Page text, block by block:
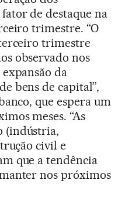
de destaque na
trimestre. “O
trimestre
observado nos
da
bens de capital”,
que espera um
meses. “As
(indústria,
civil e
que a tendência
nos próximos